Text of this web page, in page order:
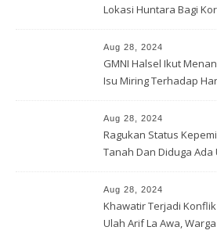
Lokasi Huntara Bagi
Aug 28, 2024
GMNI Halsel Ikut
Isu Miring Terhadap
Lahan Warga
Aug 28, 2024
Ragukan Status
Tanah Dan Diduga Ada
Korporasi Harita, GPM
Minta Polres Panggil
Tetapkan Bapak Arif La
Aug 28, 2024
Khawatir Terjadi
Ulah Arif La Awa, Warga